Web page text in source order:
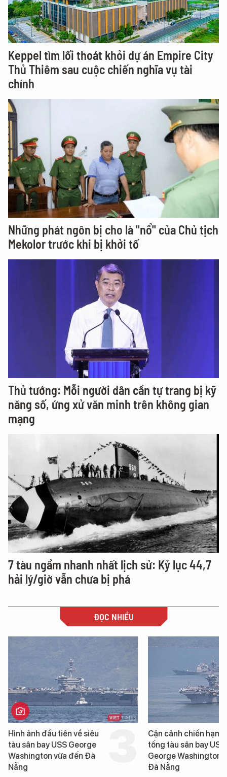
Keppel tìm lối thoát khỏi dự án Empire City
Thủ Thiêm sau cuộc chiến nghĩa vụ tài
chính
Những phát ngôn bị cho là "nổ" của Chủ tịch
Mekolor trước khi bị khởi tố
Thủ tướng: Mỗi người dân cần tự trang bị kỹ
năng số, ứng xử văn minh trên không gian
mạng
7 tàu ngầm nhanh nhất lịch sử: Kỷ lục 44,7
hải lý/giờ vẫn chưa bị phá
ĐỌC NHIỀU
Hình ảnh đầu tiên về siêu
tàu sân bay USS George
Washington vừa đến Đà
Nẵng
Cận cảnh chiến hạm
tống tàu sân bay USS
George Washington
Đà Nẵng